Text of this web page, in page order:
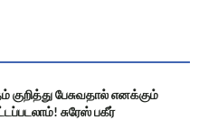
குறித்து பேசுவதால் எனக்கும்
சுரேஸ் பகீர்